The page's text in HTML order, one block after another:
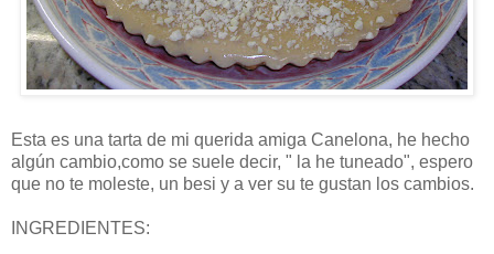
Esta es una tarta de mi querida amiga Canelona, he hecho
algún cambio,como se suele decir, " la he tuneado", espero
que no te moleste, un besi y a ver su te gustan los cambios.
INGREDIENTES: